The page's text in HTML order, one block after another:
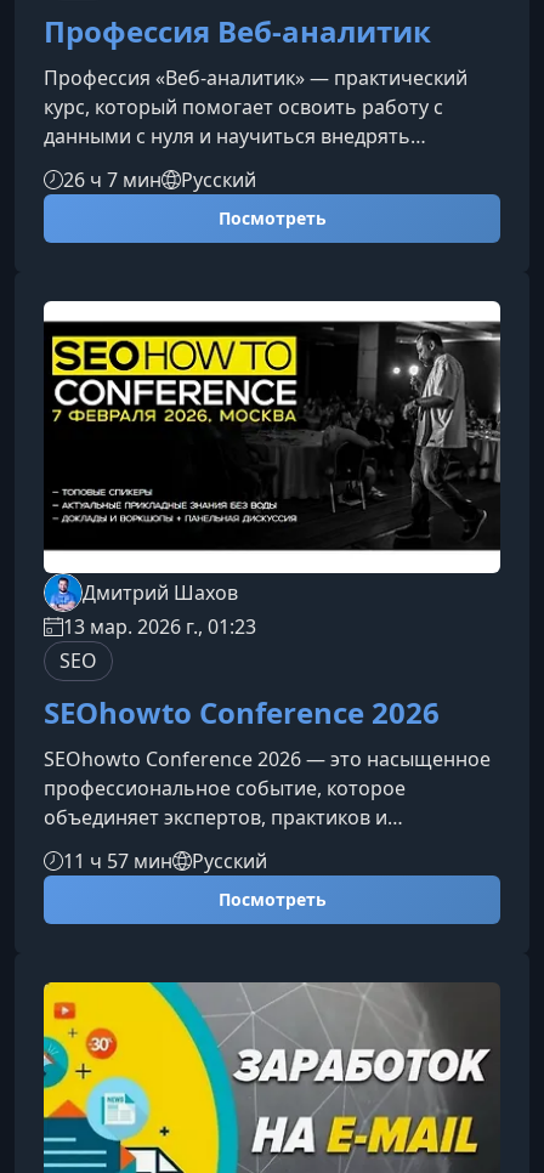
Профессия Веб-аналитик
Профессия «Веб-аналитик» — практический
курс, который помогает освоить работу с
данными с нуля и научиться внедрять
сквозную аналитику, цифровые инструменты и
системы мониторинга маркетинга. Обучение
ориентировано на тех, кто хочет понимать, как
развития бизнеса. Программа подходит тем,
кто стремится снизить расходы на
неэффективную рекламу, масштабировать
прибыльн
26 ч 7 мин Русский
Посмотреть
Дмитрий Шахов
13 мар. 2026 г., 01:23
SEO
SEOhowto Conference 2026
SEOhowto Conference 2026 — это насыщенное
профессиональное событие, которое
объединяет экспертов, практиков и
специалистов SEO, стремящихся получить
прикладные знания и современные
инструменты для работы. Участников ждут
доклады, воркшопы и открытые дискуссии,
результаты.О конференцииМероприятие
организовано центром обучения Дмитрия
Шахова — командой, подготовившей более
2500 специалистов, работающих в веду
11 ч 57 мин Русский
Посмотреть